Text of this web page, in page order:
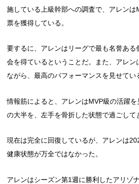
施している上級幹部への調査で、アレンは
票を獲得している。
要するに、アレンはリーグで最も名誉あ
会を得ているということだ。また、アレン
ながら、最高のパフォーマンスを見せてい
情報筋によると、アレンはMVP級の活躍
の大半を、左手を骨折した状態で過ごして
現在は完全に回復しているが、アレンは
健康状態が万全ではなかった。
アレンはシーズン第1週に勝利したアリゾ